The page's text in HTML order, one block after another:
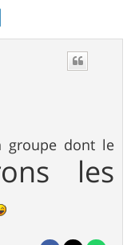
groupe dont le
les